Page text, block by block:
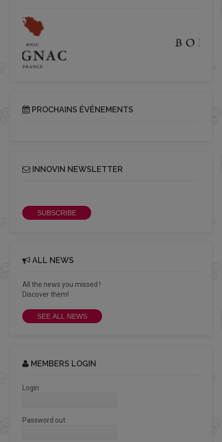
PROCHAINS ÉVÉNEMENTS
INNOVIN NEWSLETTER
SUBSCRIBE
ALL NEWS
All the news you missed !
Discover them!
SEE ALL NEWS
MEMBERS LOGIN
Login
Password out